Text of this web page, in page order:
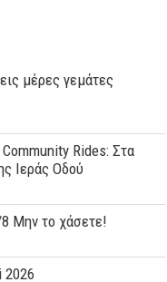
μέρες γεμάτες
Rides: Στα
Ιεράς Οδού
Μην το χάσετε!
2026